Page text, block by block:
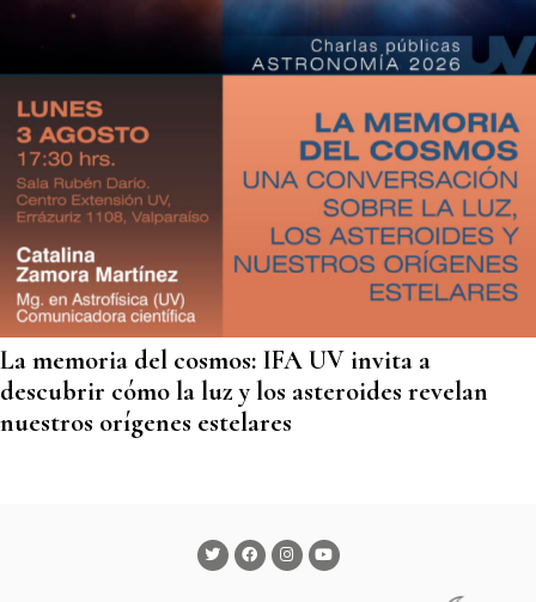
La memoria del cosmos: IFA UV invita a
descubrir cómo la luz y los asteroides revelan
nuestros orígenes estelares